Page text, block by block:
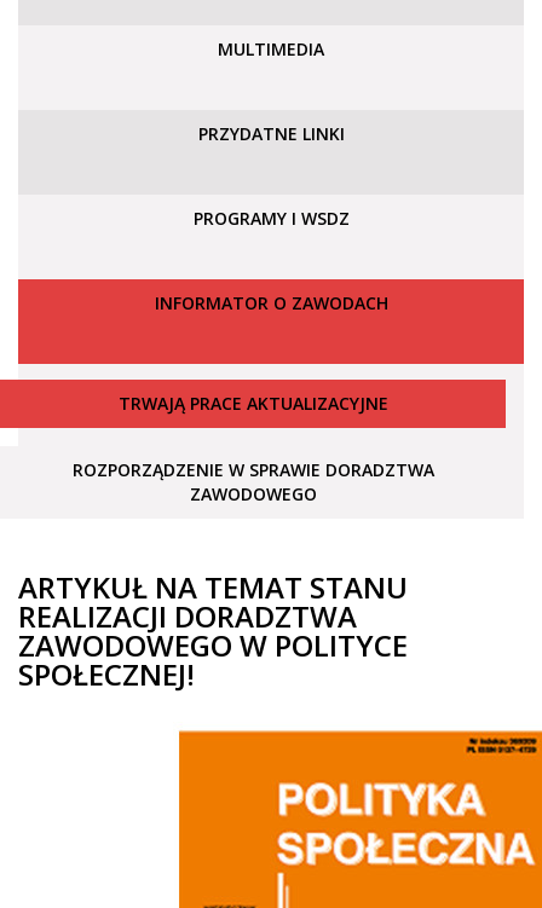
MULTIMEDIA
PRZYDATNE LINKI
PROGRAMY I WSDZ
INFORMATOR O ZAWODACH
TRWAJĄ PRACE AKTUALIZACYJNE
ROZPORZĄDZENIE W SPRAWIE DORADZTWA
ZAWODOWEGO
ARTYKUŁ NA TEMAT STANU
REALIZACJI DORADZTWA
ZAWODOWEGO W POLITYCE
SPOŁECZNEJ!